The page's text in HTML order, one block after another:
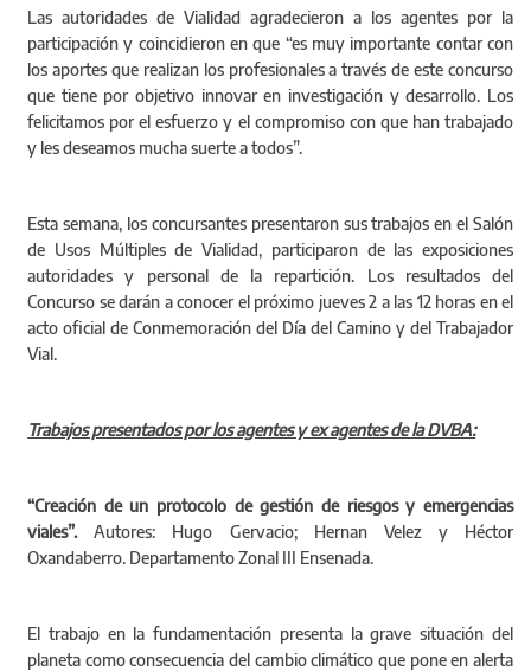
participación y coincidieron en que “es muy importante contar con
los aportes que realizan los profesionales a través de este concurso
que tiene por objetivo innovar en investigación y desarrollo. Los
felicitamos por el esfuerzo y el compromiso con que han trabajado
y les deseamos mucha suerte a todos”.
de Usos Múltiples de Vialidad, participaron de las exposiciones
autoridades y personal de la repartición. Los resultados del
Concurso se darán a conocer el próximo jueves 2 a las 12 horas en el
acto oficial de Conmemoración del Día del Camino y del Trabajador
Vial.
viales”.Autores: Hugo Gervacio; Hernan Velez y Héctor
Oxandaberro. Departamento Zonal III Ensenada.
planeta como consecuencia del cambio climático que pone en alerta
a los distintos organismos del estado.